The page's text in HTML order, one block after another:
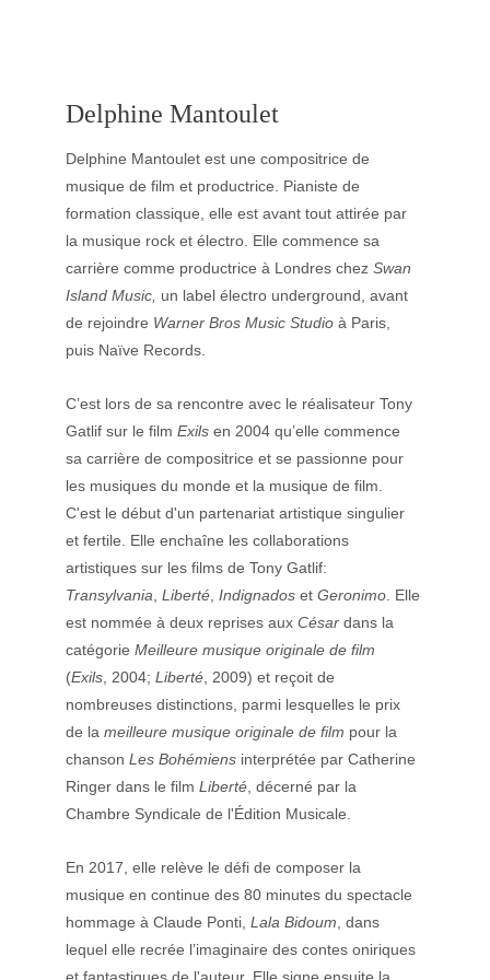
Delphine Mantoulet
Delphine Mantoulet est une compositrice de
musique de film et productrice. Pianiste de
formation classique, elle est avant tout attirée par
la musique rock et électro. Elle commence sa
carrière comme productrice à Londres chez Swan
Island Music, un label électro underground, avant
de rejoindre Warner Bros Music Studio à Paris,
puis Naïve Records.
C’est lors de sa rencontre avec le réalisateur Tony
Gatlif sur le film Exils en 2004 qu’elle commence
sa carrière de compositrice et se passionne pour
les musiques du monde et la musique de film.
C'est le début d'un partenariat artistique singulier
et fertile. Elle enchaîne les collaborations
artistiques sur les films de Tony Gatlif:
Transylvania Liberté Indignados et Geronimo . Elle
est nommée à deux reprises aux César dans la
catégorie Meilleure musique originale de film
(Exils , 2004; Liberté , 2009) et reçoit de
nombreuses distinctions, parmi lesquelles le prix
de la meilleure musique originale de film pour la
chanson Les Bohémiens interprétée par Catherine
Ringer dans le film Liberté , décerné par la
Chambre Syndicale de l'Édition Musicale.
En 2017, elle relève le défi de composer la
musique en continue des 80 minutes du spectacle
hommage à Claude Ponti, Lala Bidoum , dans
lequel elle recrée l’imaginaire des contes oniriques